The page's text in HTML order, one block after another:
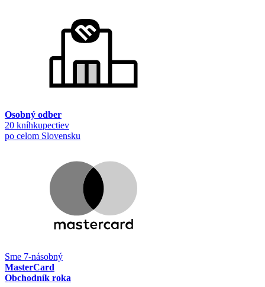
Osobný odber
20 kníhkupectiev
po celom Slovensku
Sme 7-násobný
MasterCard
Obchodník roka